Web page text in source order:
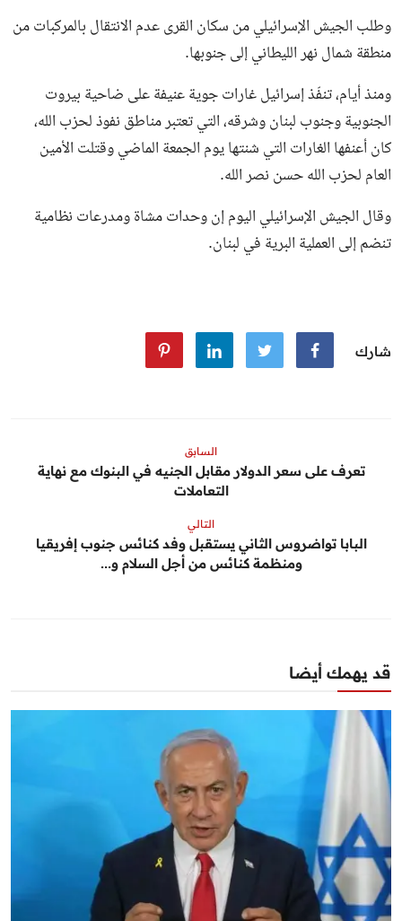
وطلب الجيش الإسرائيلي من سكان القرى عدم الانتقال بالمركبات من
منطقة شمال نهر الليطاني إلى جنوبها.
ومنذ أيام، تنفّذ إسرائيل غارات جوية عنيفة على ضاحية بيروت
الجنوبية وجنوب لبنان وشرقه، التي تعتبر مناطق نفوذ لحزب الله،
كان أعنفها الغارات التي شنتها يوم الجمعة الماضي وقتلت الأمين
العام لحزب الله حسن نصر الله.
وقال الجيش الإسرائيلي اليوم إن وحدات مشاة ومدرعات نظامية
تنضم إلى العملية البرية في لبنان.
شارك
السابق
تعرف على سعر الدولار مقابل الجنيه في البنوك مع نهاية
التعاملات
التالي
البابا تواضروس الثاني يستقبل وفد كنائس جنوب إفريقيا
ومنظمة كنائس من أجل السلام و...
قد يهمك أيضا